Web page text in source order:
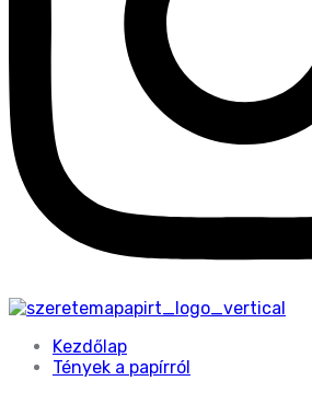
Kezdőlap
Tények a papírról